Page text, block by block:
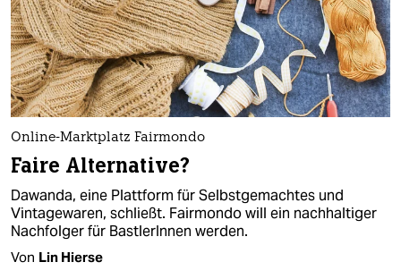
Online-Marktplatz Fairmondo
Faire Alternative?
Dawanda, eine Plattform für Selbstgemachtes und
Vintagewaren, schließt. Fairmondo will ein nachhaltiger
Nachfolger für BastlerInnen werden.
Von Lin Hierse